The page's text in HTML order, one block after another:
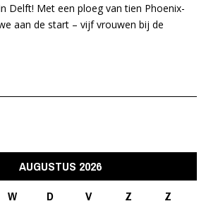
Delft! Met een ploeg van tien Phoenix-
aan de start – vijf vrouwen bij de
AUGUSTUS 2026
W D V Z Z